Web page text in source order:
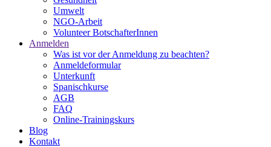
Umwelt
NGO-Arbeit
Volunteer BotschafterInnen
Anmelden
Was ist vor der Anmeldung zu beachten?
Anmeldeformular
Unterkunft
Spanischkurse
AGB
FAQ
Online-Trainingskurs
Blog
Kontakt